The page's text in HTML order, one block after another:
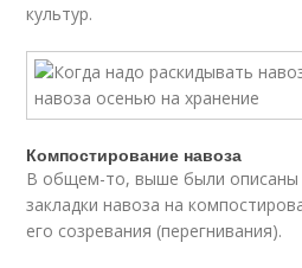
культур.
Компостирование навоза
В общем-то, выше были описаны
закладки навоза на
его созревания (перегнивания).